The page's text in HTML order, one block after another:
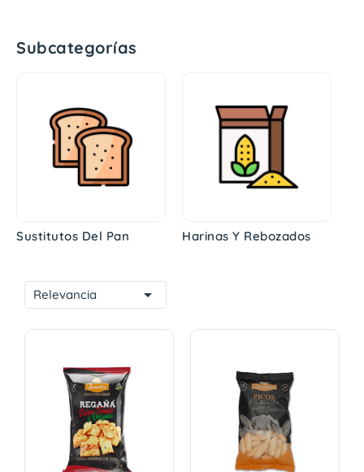
Subcategorías
Sustitutos Del Pan Harinas Y Rebozados
Relevancia 